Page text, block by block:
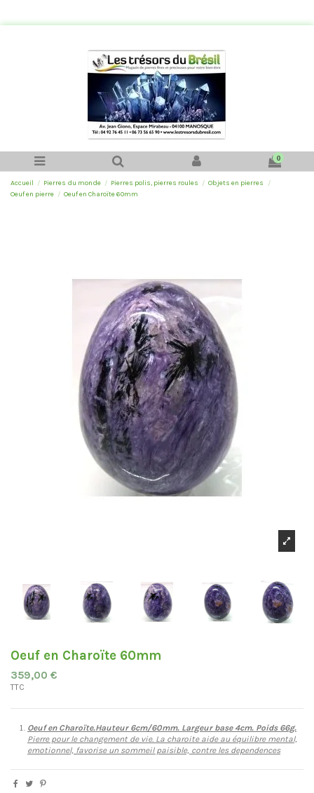
0
Accueil Pierres du monde Pierres polis, pierres roules
Objets en pierres
Oeuf en pierre
Oeuf en Charoïte 60mm
Oeuf en Charoïte 60mm
359,00 €
TTC
Oeuf en Charoïte.Hauteur 6cm/60mm. Largeur base 4cm. Poids 66g.
Pierre pour le changement de vie. La charoite aide au équilibre mental,
emotionnel, favorise un sommeil paisible, contre les dependences